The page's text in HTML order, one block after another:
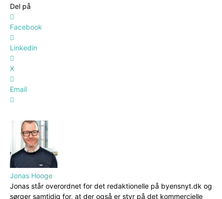
Del på
Facebook
Linkedin
X
Email
Jonas Hooge
Jonas står overordnet for det redaktionelle på byensnyt.dk og
sørger samtidig for, at der også er styr på det kommercielle